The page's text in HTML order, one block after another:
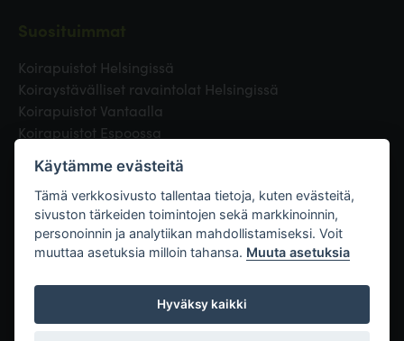
Koirapuistot Helsingissä
Koiraystävälliset ravaintolat Helsingissä
Koirapuistot Vantaalla
Koirapuistot Espoossa
Eläinlääkäri Helsingissä
Koirapuistot Tampereella
Linkit
Käytämme evästeitä
Tämä verkkosivusto tallentaa tietoja, kuten evästeitä,
sivuston tärkeiden toimintojen sekä markkinoinnin,
personoinnin ja analytiikan mahdollistamiseksi. Voit
muuttaa asetuksia milloin tahansa. Muuta asetuksia
Hyväksy kaikki